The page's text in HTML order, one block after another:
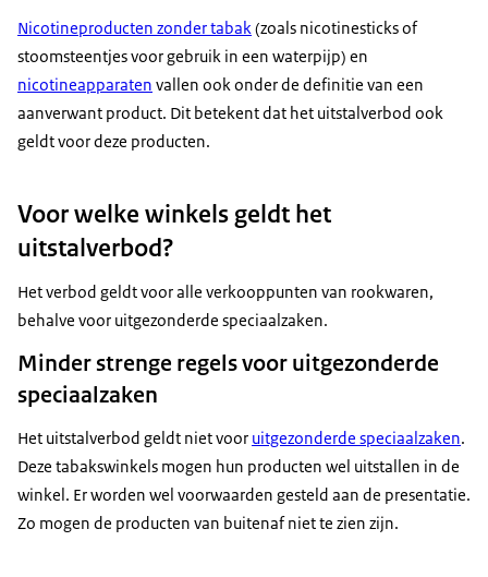
Nicotineproducten zonder tabak (zoals nicotinesticks of
stoomsteentjes voor gebruik in een waterpijp) en
nicotineapparaten vallen ook onder de definitie van een
aanverwant product. Dit betekent dat het uitstalverbod ook
geldt voor deze producten.
Voor welke winkels geldt het
uitstalverbod?
Het verbod geldt voor alle verkooppunten van rookwaren,
behalve voor uitgezonderde speciaalzaken.
Minder strenge regels voor uitgezonderde
speciaalzaken
Het uitstalverbod geldt niet voor uitgezonderde speciaalzaken.
Deze tabakswinkels mogen hun producten wel uitstallen in de
winkel. Er worden wel voorwaarden gesteld aan de presentatie.
Zo mogen de producten van buitenaf niet te zien zijn.